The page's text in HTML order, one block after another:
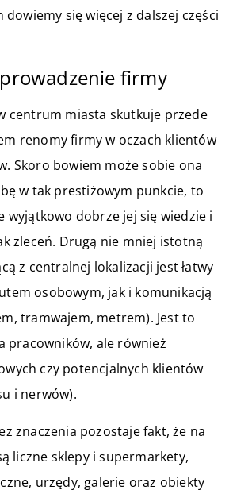
się więcej z dalszej części
firmy
centrum miasta skutkuje przede
renomy firmy w oczach klientów
Skoro bowiem może sobie ona
w tak prestiżowym punkcie, to
wyjątkowo dobrze jej się wiedzie i
zleceń. Drugą nie mniej istotną
z centralnej lokalizacji jest łatwy
osobowym, jak i komunikacją
tramwajem, metrem). Jest to
pracowników, ale również
czy potencjalnych klientów
i nerwów).
znaczenia pozostaje fakt, że na
liczne sklepy i supermarkety,
urzędy, galerie oraz obiekty